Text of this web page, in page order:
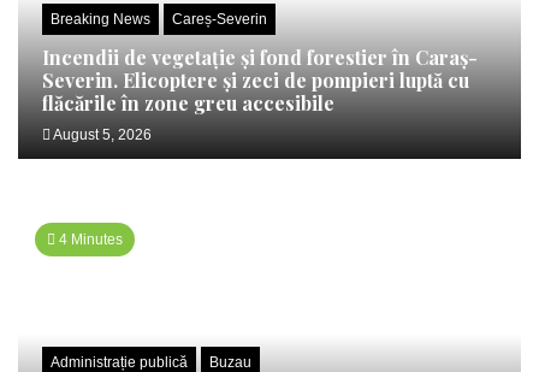
Breaking News Careș-Severin
Incendii de vegetație și fond forestier în Caraș-
Severin. Elicoptere și zeci de pompieri luptă cu
flăcările în zone greu accesibile
August 5, 2026
4 Minutes
Administrație publică Buzau